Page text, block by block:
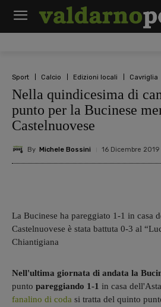
Sport Calcio Edizioni locali Cavriglia
Nella quindicesima di
punto per la Bucinese
Castelnuovese
By Michele Bossini 16 Dicembre 2019
La Bucinese ha pareggiato 1-1 in casa
Castelnuovese è stata battuta 0-3 al
Chiantigiana
Nell'ultima giornata di andata la
punto pareggiando 1-1 in casa
fanalino di coda si tratta del quinto